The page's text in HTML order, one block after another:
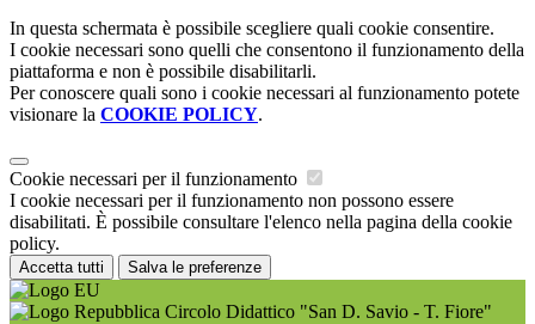
In questa schermata è possibile scegliere quali cookie consentire.
I cookie necessari sono quelli che consentono il funzionamento della
piattaforma e non è possibile disabilitarli.
Per conoscere quali sono i cookie necessari al funzionamento potete
visionare la COOKIE POLICY.
Cookie necessari per il funzionamento
I cookie necessari per il funzionamento non possono essere
disabilitati. È possibile consultare l'elenco nella pagina della cookie
policy.
Accetta tutti Salva le preferenze
Circolo Didattico "San D. Savio - T. Fiore"